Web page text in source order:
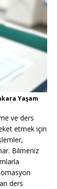
Yaşam
ve ders
etmek için
Bilmeniz
ders